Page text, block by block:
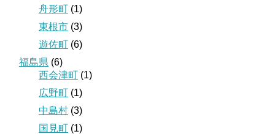
舟形町 (1)
東根市 (3)
遊佐町 (6)
福島県 (6)
西会津町 (1)
広野町 (1)
中島村 (3)
国見町 (1)